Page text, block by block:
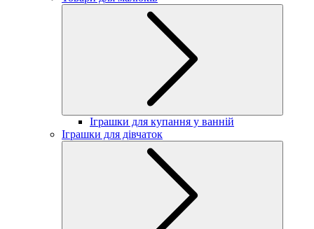
Іграшки для купання у ванній
Іграшки для дівчаток